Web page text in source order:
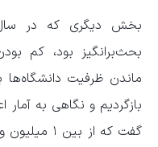
بخش دیگری که در
بحث‌برانگیز بود، کم
بازگردیم و نگاهی به آمار